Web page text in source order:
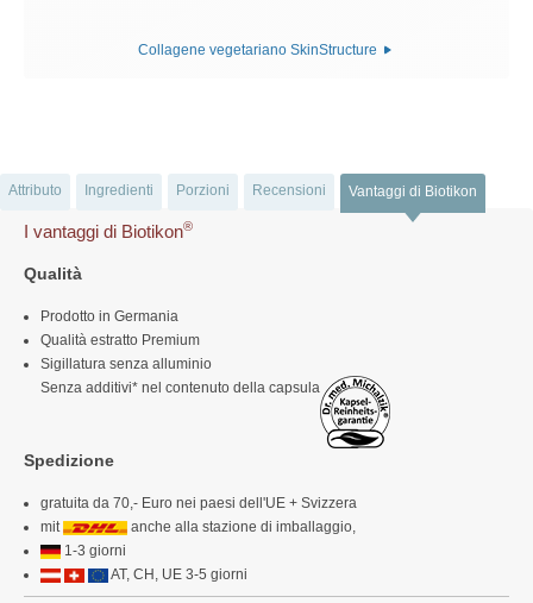
Collagene vegetariano SkinStructure
Attributo Ingredienti Porzioni Recensioni Vantaggi di Biotikon
I vantaggi di Biotikon®
Qualità
Prodotto in Germania
Qualità estratto Premium
Sigillatura senza alluminio
Senza additivi* nel contenuto della capsula
Spedizione
gratuita da 70,- Euro nei paesi dell'UE + Svizzera
mit
anche alla stazione di imballaggio,
1-3 giorni
AT, CH, UE 3-5 giorni